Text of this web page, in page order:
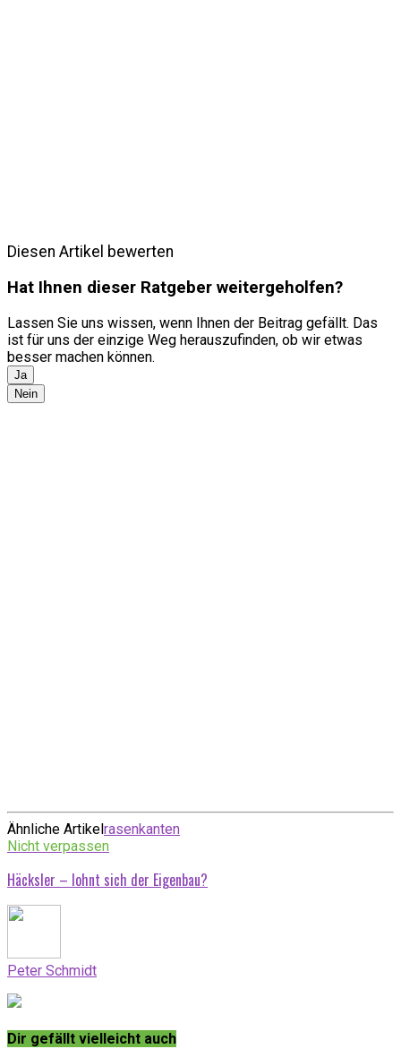
Diesen Artikel bewerten
Hat Ihnen dieser Ratgeber weitergeholfen?
Lassen Sie uns wissen, wenn Ihnen der Beitrag gefällt. Das
ist für uns der einzige Weg herauszufinden, ob wir etwas
besser machen können.
Ja
Nein
Ähnliche Artikelrasenkanten
Nicht verpassen
Häcksler – lohnt sich der Eigenbau?
Peter Schmidt
Dir gefällt vielleicht auch